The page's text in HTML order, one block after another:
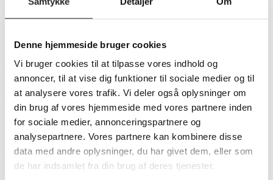
Denne hjemmeside bruger cookies
Vi bruger cookies til at tilpasse vores indhold og
annoncer, til at vise dig funktioner til sociale medier og til
at analysere vores trafik. Vi deler også oplysninger om
din brug af vores hjemmeside med vores partnere inden
for sociale medier, annonceringspartnere og
analysepartnere. Vores partnere kan kombinere disse
data med andre oplysninger, du har givet dem, eller som
de har indsamlet fra din brug af deres tjenester.
Et vigtigt grundstof i Team Sydhavsøerne er lokalt forankret
kommende sæson.
TSØ tilknytter derfor Johan Strange som klubbens nye talentkoordinator.
Hans primære opgaver bliver at sikre kontinuitet i udviklingen af klubbens
egne unge spillere og at skabe rammerne for en bæredygtig transition
mellem ungdom og senior. På gulvet får han ansvaret for TSØ’s U17
Johan Strange kommer med stor erfaring fra mange års ungdomsarbejde i
bl.a. FIF. De seneste fem år har han arbejdet på Skolerne i Oure. Han er